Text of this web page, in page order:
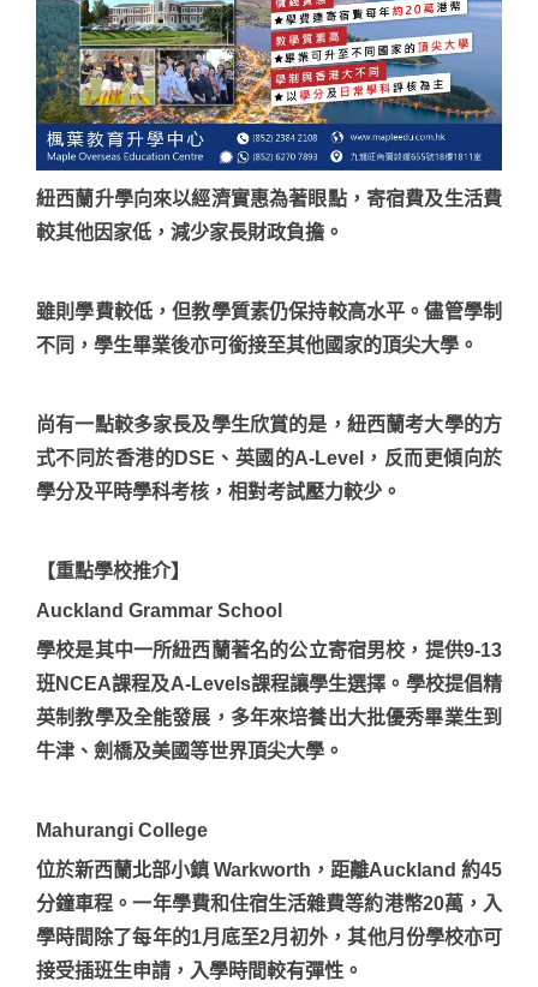
紐西蘭升學向來以經濟實惠為著眼點，寄宿費及生活費
較其他因家低，減少家長財政負擔。
雖則學費較低，但教學質素仍保持較高水平。儘管學制
不同，學生畢業後亦可銜接至其他國家的頂尖大學。
尚有一點較多家長及學生欣賞的是，紐西蘭考大學的方
式不同於香港的DSE、英國的A-Level，反而更傾向於
學分及平時學科考核，相對考試壓力較少。
【重點學校推介】
Auckland Grammar School
學校是其中一所紐西蘭著名的公立寄宿男校，提供9-13
班NCEA課程及A-Levels課程讓學生選擇。學校提倡精
英制教學及全能發展，多年來培養出大批優秀畢業生到
牛津、劍橋及美國等世界頂尖大學。
Mahurangi College
位於新西蘭北部小鎮 Warkworth，距離Auckland 約45
分鐘車程。一年學費和住宿生活雜費等約港幣20萬，入
學時間除了每年的1月底至2月初外，其他月份學校亦可
接受插班生申請，入學時間較有彈性。